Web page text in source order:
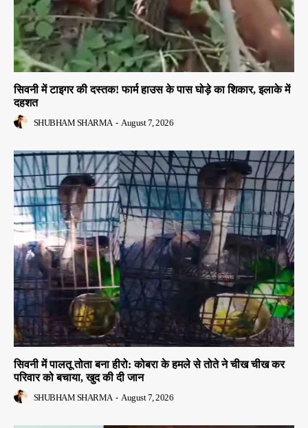
सिवनी में टाइगर की दस्तक! फार्म हाउस के पास घोड़े का शिकार, इलाके में
दहशत
SHUBHAM SHARMA - August 7, 2026
सिवनी में पालतू तोता बना हीरो: कोबरा के हमले से तोते ने चीख चीख कर
परिवार को बचाया, खुद की दी जान
SHUBHAM SHARMA - August 7, 2026